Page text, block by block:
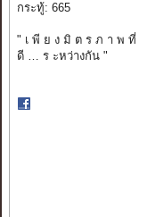
กระทู้: 665
" เ พี ย ง มิ ต ร ภ า พ ที่
ดี … ร ะหว่างกัน "